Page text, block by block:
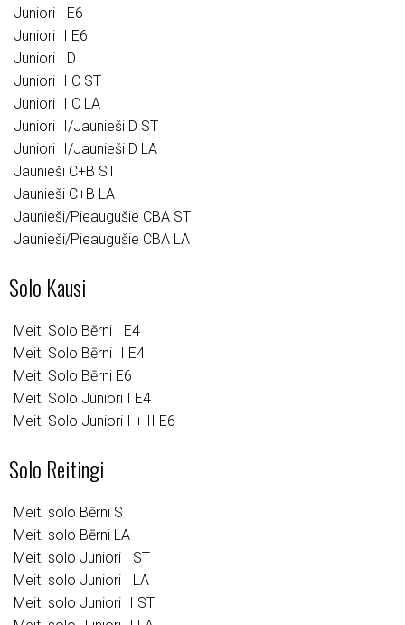
Juniori I E6
Juniori II E6
Juniori I D
Juniori II C ST
Juniori II C LA
Juniori II/Jaunieši D ST
Juniori II/Jaunieši D LA
Jaunieši C+B ST
Jaunieši C+B LA
Jaunieši/Pieaugušie CBA ST
Jaunieši/Pieaugušie CBA LA
Solo Kausi
Meit. Solo Bērni I E4
Meit. Solo Bērni II E4
Meit. Solo Bērni E6
Meit. Solo Juniori I E4
Meit. Solo Juniori I + II E6
Solo Reitingi
Meit. solo Bērni ST
Meit. solo Bērni LA
Meit. solo Juniori I ST
Meit. solo Juniori I LA
Meit. solo Juniori II ST